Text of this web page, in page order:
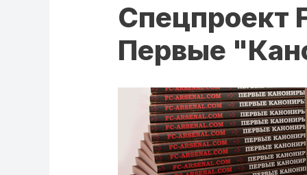
Спецпроект
Первые